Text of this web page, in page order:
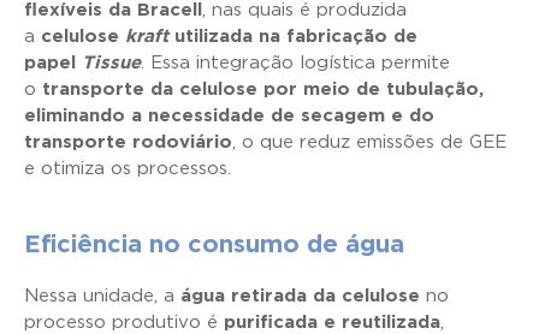
flexíveis da Bracell
, nas quais é produzida
a celulose kraftutilizada na fabricação de
papel
Tissue. Essa integração logística permite
o transporte da celulose por meio de tubulação,
eliminando a necessidade de secagem e do
transporte rodoviário , o que reduz emissões de GEE
e otimiza os processos.
Eficiência no consumo de água
Nessa unidade, a água retirada da celulose no
processo produtivo é purificada e reutilizada